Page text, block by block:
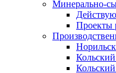
Минерально-
Проекты